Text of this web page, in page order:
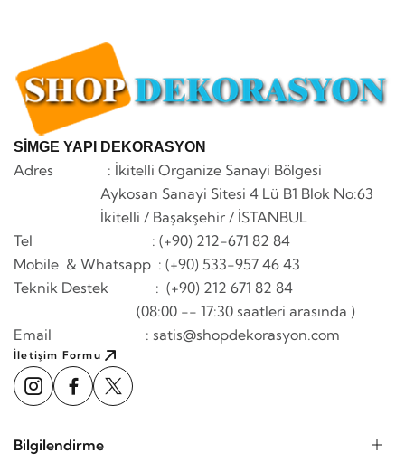
SİMGE YAPI DEKORASYON
Adres : İkitelli Organize Sanayi Bölgesi
Aykosan Sanayi Sitesi 4 Lü B1 Blok No:63
İkitelli / Başakşehir / İSTANBUL
Tel : (+90) 212-671 82 84
Mobile & Whatsapp : (+90) 533-957 46 43
Teknik Destek : (+90) 212 671 82 84
(08:00 -- 17:30 saatleri arasında )
Email : satis@shopdekorasyon.com
İletişim Formu
Bilgilendirme